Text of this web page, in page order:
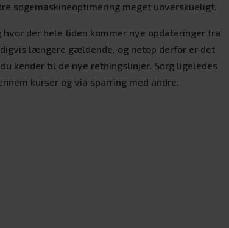
søgemaskineoptimering meget uoverskueligt.
der hele tiden kommer nye opdateringer fra
længere gældende, og netop derfor er det
kender til de nye retningslinjer. Sørg ligeledes
kurser og via sparring med andre.